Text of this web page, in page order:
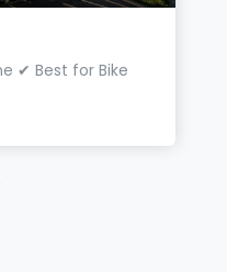
✔ Best for Bike